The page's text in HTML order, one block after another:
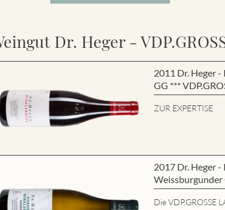
Dr. Heger -
2011 Dr. Heger
GG ***
ZUR EXPERTISE
2017 Dr. Heger -
Weissburgunder
Die VDP.GROSSE